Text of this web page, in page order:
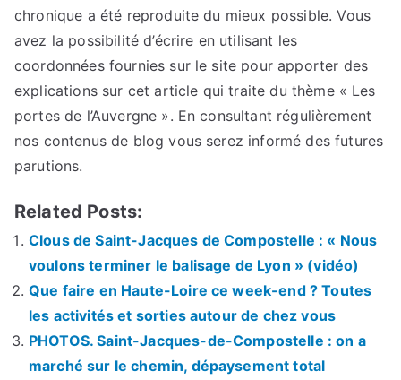
chronique a été reproduite du mieux possible. Vous
avez la possibilité d’écrire en utilisant les
coordonnées fournies sur le site pour apporter des
explications sur cet article qui traite du thème « Les
portes de l’Auvergne ». En consultant régulièrement
nos contenus de blog vous serez informé des futures
parutions.
Related Posts:
Clous de Saint-Jacques de Compostelle : « Nous
voulons terminer le balisage de Lyon » (vidéo)
Que faire en Haute-Loire ce week-end ? Toutes
les activités et sorties autour de chez vous
PHOTOS. Saint-Jacques-de-Compostelle : on a
marché sur le chemin, dépaysement total